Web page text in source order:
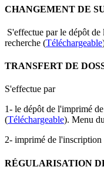
CHANGEMENT DE
S'effectue par le dépôt
recherche (Téléchargeable
TRANSFERT DE
S'effectue par
1- le dépôt de l'imprimé
(Téléchargeable). Menu
2- imprimé de l'inscription
RÉGULARISATION